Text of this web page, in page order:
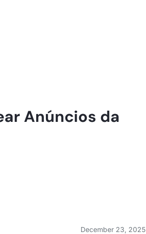
Anúncios da
December 23, 2025